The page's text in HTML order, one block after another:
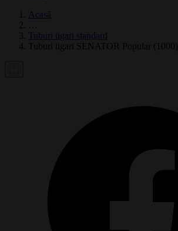
Acasă
Tuburi tigari standard
Tuburi tigari SENATOR Popular (1000)